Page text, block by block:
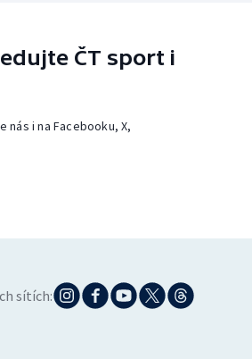
ČT sport i
i na Facebooku, X,
sítích: